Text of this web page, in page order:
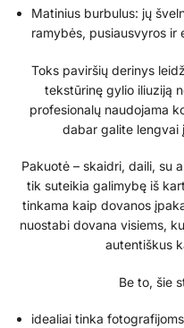
Matinius burbulus: jų
ramybės, pusiausvyros ir
Toks paviršių derinys
tekstūrinę gylio iliuziją
profesionalų naudojama
dabar galite lengvai
Pakuotė – skaidri, daili, su
tik suteikia galimybę iš
tinkama kaip dovanos
nuostabi dovana visiems,
autentiškus
Be to, šie
idealiai tinka